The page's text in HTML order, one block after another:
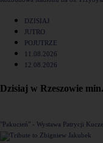
DZISIAJ
JUTRO
POJUTRZE
11.08.2026
12.08.2026
Dzisiaj w Rzeszowie min.
"Pakucień" - Wystawa Patrycji